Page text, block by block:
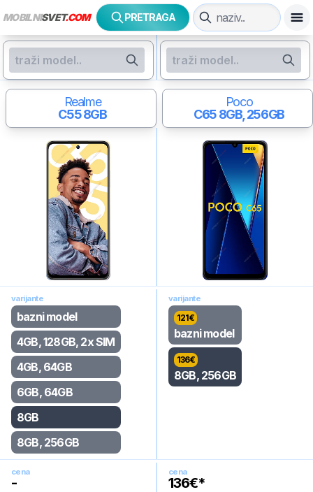
MOBILNISVET.COM PRETRAGA
Realme
C558GB
Poco
C658GB, 256GB
varijante
bazni model
4GB, 128GB, 2x SIM
4GB, 64GB
6GB, 64GB
8GB
8GB, 256GB
varijante
121€
bazni model
136€
8GB, 256GB
cena
-
cena
136€*